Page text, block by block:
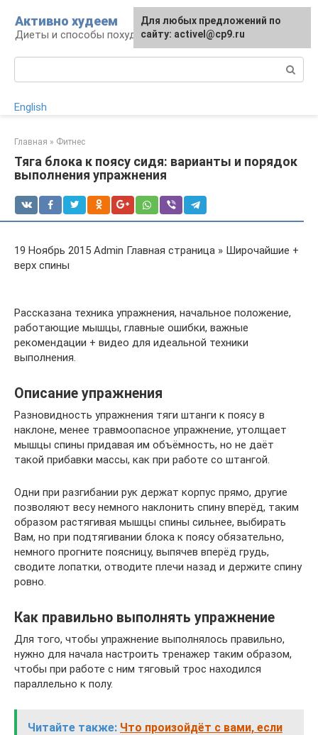
контенту
Активно худеем
Диеты и способы похудения
English
Главная » Фитнес
Тяга блока к поясу сидя: варианты и порядок
выполнения упражнения
19 Ноябрь 2015 Admin Главная страница » Широчайшие +
верх спины
Рассказана техника упражнения, начальное положение,
работающие мышцы, главные ошибки, важные
рекомендации + видео для идеальной техники
выполнения.
Описание упражнения
Разновидность упражнения тяги штанги к поясу в
наклоне, менее травмоопасное упражнение, утолщает
мышцы спины придавая им объёмность, но не даёт
такой прибавки массы, как при работе со штангой.
Одни при разгибании рук держат корпус прямо, другие
позволяют весу немного наклонить спину вперёд, таким
образом растягивая мышцы спины сильнее, выбирать
Вам, но при подтягивании блока к поясу обязательно,
немного прогните поясницу, выпячев вперёд грудь,
сводите лопатки, отводите плечи назад и держите спину
ровно.
Как правильно выполнять упражнение
Для того, чтобы упражнение выполнялось правильно,
нужно для начала настроить тренажер таким образом,
чтобы при работе с ним тяговый трос находился
параллельно к полу.
Читайте также: Что произойдёт с вами, если
Для любых предложений по
сайту: activel@cp9.ru